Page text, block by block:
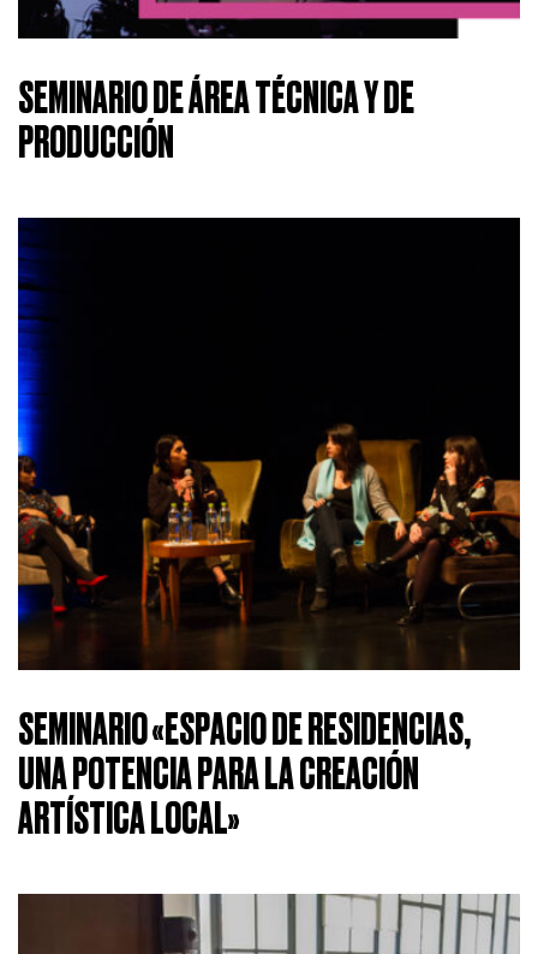
SEMINARIO DE ÁREA TÉCNICA Y DE
PRODUCCIÓN
SEMINARIO «ESPACIO DE RESIDENCIAS,
UNA POTENCIA PARA LA CREACIÓN
ARTÍSTICA LOCAL»